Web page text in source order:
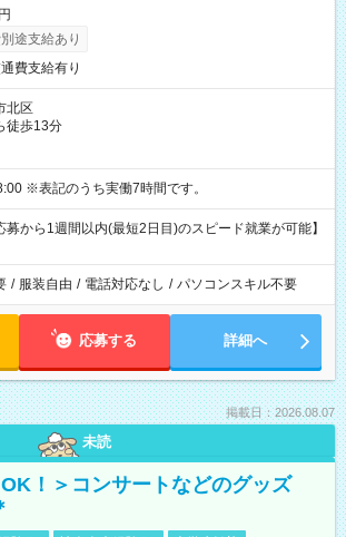
途支給あり
費支給有り
北区
徒歩13分
10:00～18:00 ※表記のうち実働7時間です。
募から1週間以内(最短2日目)のスピード就業が可能】
/ 服装自由 / 電話対応なし / パソコンスキル不要
応募する 詳細へ
掲載日：2026.08.07
未読
！＞コンサートなどのグッズ